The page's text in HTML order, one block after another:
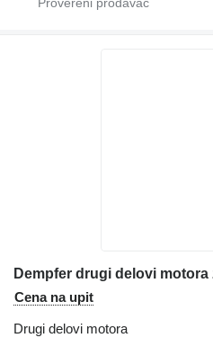
Cena na upit
Drugi delovi motora